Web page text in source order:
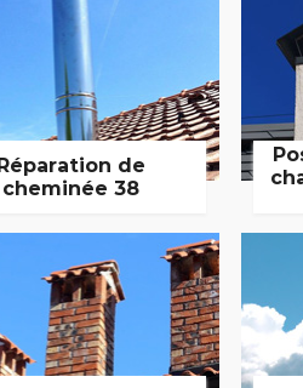
Réparation de
cheminée 38